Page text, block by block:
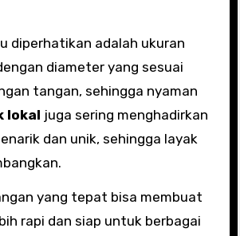
diperhatikan adalah ukuran
diameter yang sesuai
tangan, sehingga nyaman
lokal juga sering menghadirkan
dan unik, sehingga layak
yang tepat bisa membuat
rapi dan siap untuk berbagai